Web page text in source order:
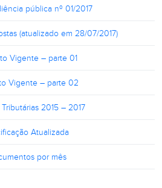
pública nº 01/2017
(atualizado em 28/07/2017)
Vigente – parte 01
Vigente – parte 02
2015 – 2017
Atualizada
por mês